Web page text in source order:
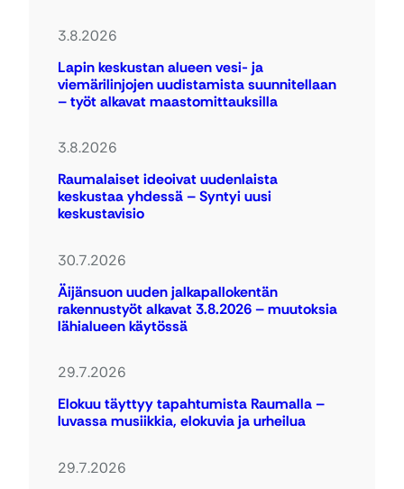
3.8.2026
Lapin keskustan alueen vesi- ja
viemärilinjojen uudistamista suunnitellaan
– työt alkavat maastomittauksilla
3.8.2026
Raumalaiset ideoivat uudenlaista
keskustaa yhdessä – Syntyi uusi
keskustavisio
30.7.2026
Äijänsuon uuden jalkapallokentän
rakennustyöt alkavat 3.8.2026 – muutoksia
lähialueen käytössä
29.7.2026
Elokuu täyttyy tapahtumista Raumalla –
luvassa musiikkia, elokuvia ja urheilua
29.7.2026